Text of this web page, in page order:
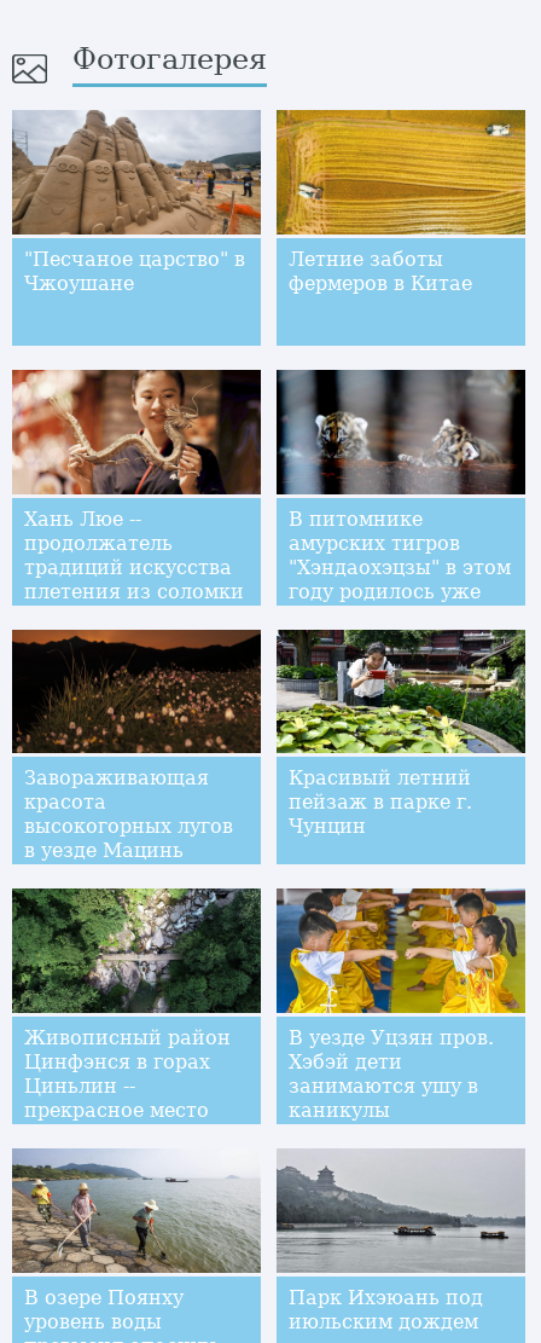
Фотогалерея
"Песчаное царство" в
Чжоушане
Летние заботы
фермеров в Китае
Хань Люе --
продолжатель
традиций искусства
плетения из соломки
В питомнике
амурских тигров
"Хэндаохэцзы" в этом
году родилось уже
Завораживающая
красота
высокогорных лугов
в уезде Мацинь
Красивый летний
пейзаж в парке г.
Чунцин
Живописный район
Цинфэнся в горах
Циньлин --
прекрасное место
жары
В уезде Уцзян пров.
Хэбэй дети
занимаются ушу в
каникулы
В озере Поянху
уровень воды
Парк Ихэюань под
июльским дождем